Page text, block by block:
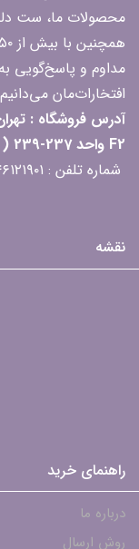
محصولات ما، ست
مداوم و پاسخ‌گویی
افتخارات‌مان می‌دانیم
آدرس فروشگاه :
F2 واحد 237-239 ( فروشگاه لیو هپی)
شماره تلفن : ۰۲۱۴۶۱۲۱۹۰۱
نقشه
راهنمای خرید
درباره ما
روش ارسال